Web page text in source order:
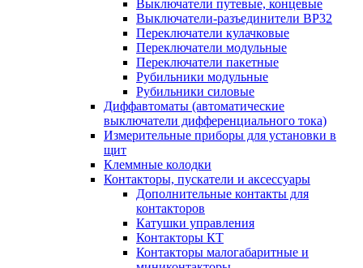
Выключатели путевые, концевые
Выключатели-разъединители ВР32
Переключатели кулачковые
Переключатели модульные
Переключатели пакетные
Рубильники модульные
Рубильники силовые
Диффавтоматы (автоматические
выключатели дифференциального тока)
Измерительные приборы для установки в
щит
Клеммные колодки
Контакторы, пускатели и аксессуары
Дополнительные контакты для
контакторов
Катушки управления
Контакторы КТ
Контакторы малогабаритные и